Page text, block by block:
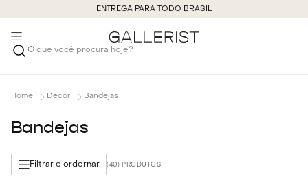
ENTREGA PARA TODO BRASIL
O que você procura hoje?
Decor Bandejas
Bandejas
Filtrar e ordernar 40